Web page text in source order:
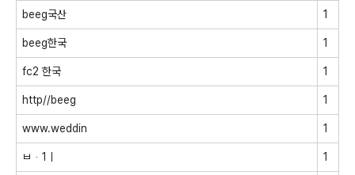
beeg국산 1
beeg한국 1
fc2 한국 1
http//beeg 1
www.weddin 1
ㅂᆞ1ㅣ 1